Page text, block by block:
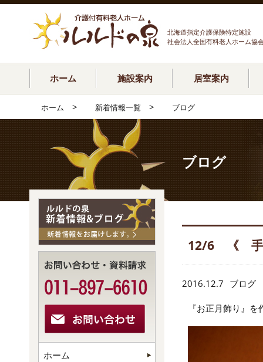
北海道指定介護保険特定施設
社会法人全国有料老人ホーム協
ホーム 施設案内 居室案内
ホーム > 新着情報一覧 > ブログ
ブログ
12/6 《 手
2016.12.7 ブログ
『お正月飾り』
ホーム